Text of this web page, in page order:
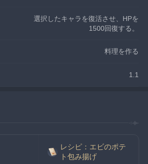
選択したキャラを復活させ、HPを
1500回復する。
料理を作る
1.1
レシピ：エビのポテ
ト包み揚げ